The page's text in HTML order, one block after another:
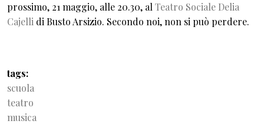
prossimo, 21 maggio, alle 20.30, alTeatro Sociale Delia
Cajelli di Busto Arsizio. Secondo noi, non si può perdere.
tags
scuola
teatro
musica